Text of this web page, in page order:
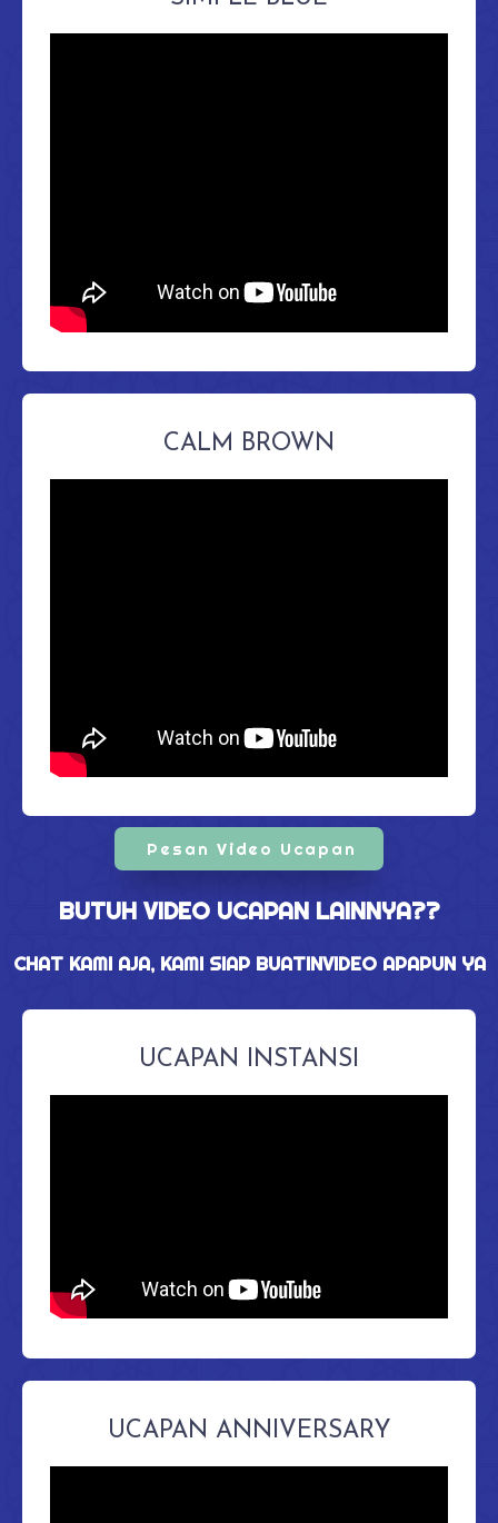
CALM BROWN
Pesan Video Ucapan
BUTUH VIDEO UCAPAN LAINNYA??
CHAT KAMI AJA, KAMI SIAP BUATINVIDEO APAPUN YA
UCAPAN INSTANSI
UCAPAN ANNIVERSARY